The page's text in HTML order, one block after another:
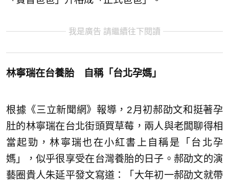
我是廣告 請繼續往下閱讀
林寧瑞在台養胎 自稱「台北孕媽」
根據《三立新聞網》報導，2月初郝劭文和挺著孕
肚的林寧瑞在台北街頭買草莓，兩人與老闆聊得相
當起勁，林寧瑞也在小紅書上自稱是「台北孕
媽」，似乎很享受在台灣養胎的日子。郝劭文的演
藝圈貴人朱延平發文寫道：「大年初一郝劭文就帶